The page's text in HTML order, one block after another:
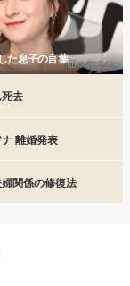
た息子の言葉
去
離婚発表
関係の修復法